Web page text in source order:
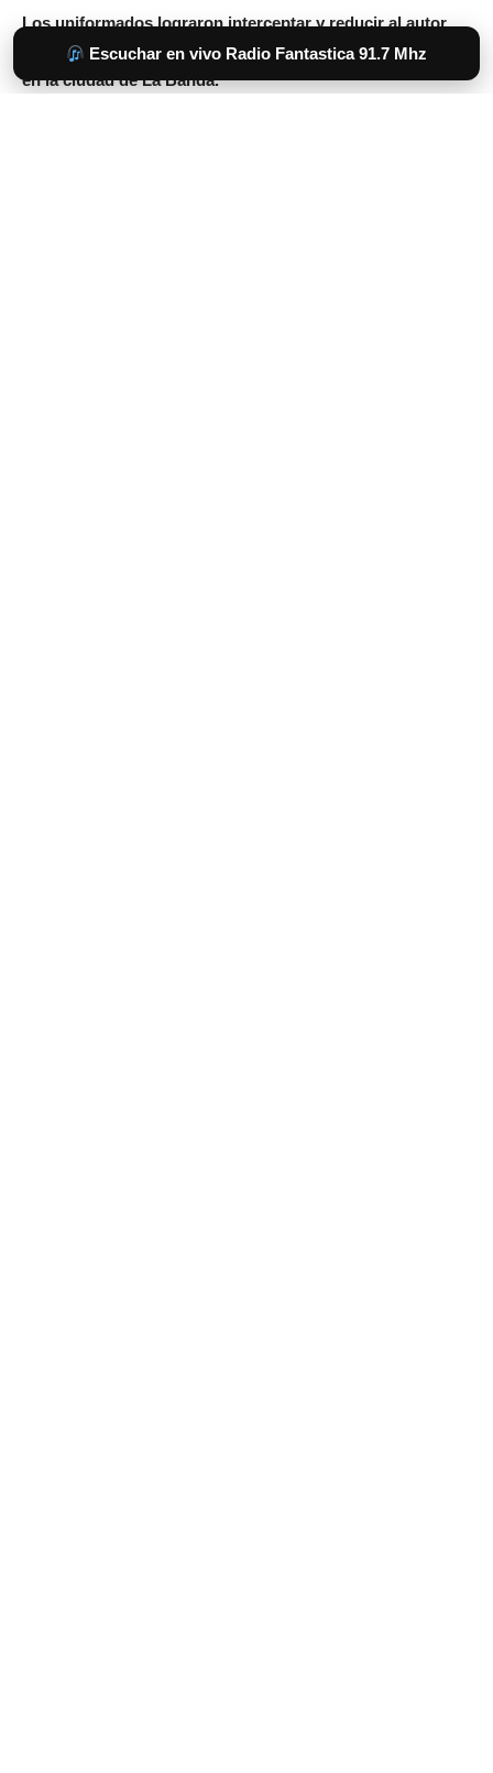
Escuchar en vivo Radio Fantastica 91.7 Mhz